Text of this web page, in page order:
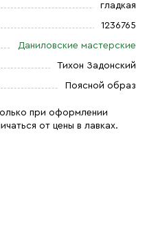
гладкая
1236765
Даниловские мастерские
Тихон Задонский
Поясной образ
при оформлении
от цены в лавках.